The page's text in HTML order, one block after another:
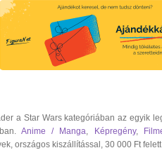
a Star Wars kategóriában az egyik
Anime / Manga Képregény,
országos kiszállítással, 30 000 Ft